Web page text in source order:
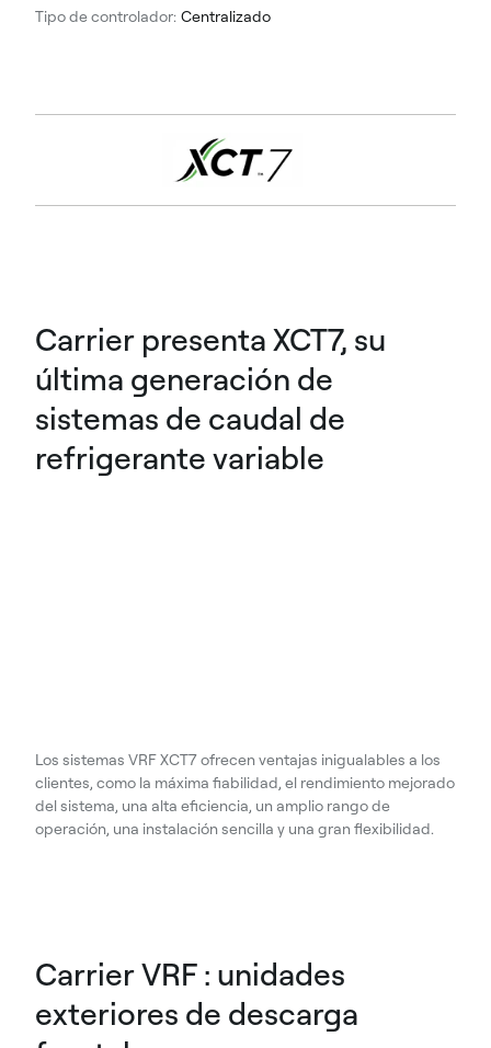
Tipo de controlador: Centralizado
Carrier presenta XCT7, su
última generación de
sistemas de caudal de
refrigerante variable
Los sistemas VRF XCT7 ofrecen ventajas inigualables a los
clientes, como la máxima fiabilidad, el rendimiento mejorado
del sistema, una alta eficiencia, un amplio rango de
operación, una instalación sencilla y una gran flexibilidad.
Carrier VRF : unidades
exteriores de descarga